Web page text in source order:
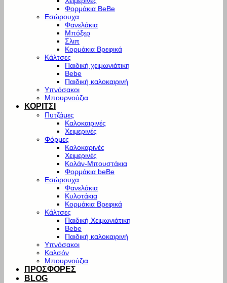
Φορμάκια BeBe
Εσώρουχα
Φανελάκια
Μπόξερ
Σλιπ
Κορμάκια Βρεφικά
Κάλτσες
Παιδική χειμωνιάτικη
Bebe
Παιδική καλοκαιρινή
Υπνόσακοι
Μπουρνούζια
ΚΟΡΙΤΣΙ
Πυτζάμες
Καλοκαιρινές
Χειμερινές
Φόρμες
Καλοκαρινές
Χειμερινές
Κολάν-Μπουστάκια
Φορμάκια beBe
Εσώρουχα
Φανελάκια
Κυλοτάκια
Κορμάκια Βρεφικά
Κάλτσες
Παιδική Χειμωνιάτικη
Bebe
Παιδική καλοκαιρινή
Υπνόσακοι
Καλσόν
Μπουρνούζια
ΠΡΟΣΦΟΡΕΣ
BLOG